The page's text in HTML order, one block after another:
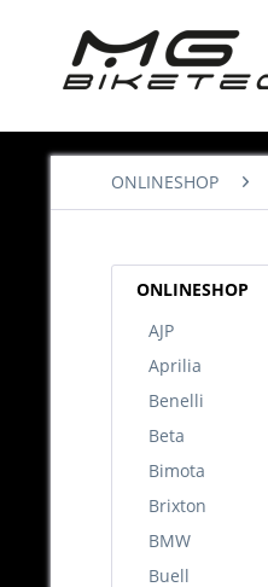
ONLINESHOP
ONLINESHOP
AJP
Aprilia
Benelli
Beta
Bimota
Brixton
BMW
Buell